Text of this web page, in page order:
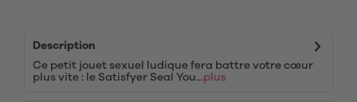
Description
Ce petit jouet sexuel ludique fera battre votre cœur
plus vite : le Satisfyer Seal You...plus